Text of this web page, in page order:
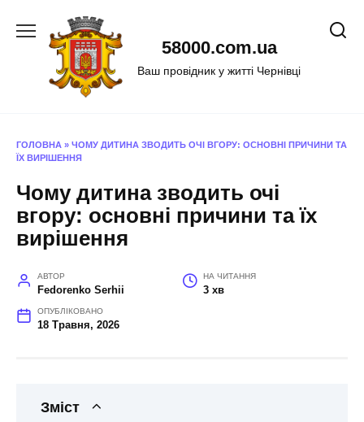
58000.com.ua
Ваш провідник у житті Чернівці
ГОЛОВНА » ЧОМУ ДИТИНА ЗВОДИТЬ ОЧІ ВГОРУ: ОСНОВНІ ПРИЧИНИ ТА
ЇХ ВИРІШЕННЯ
Чому дитина зводить очі
вгору: основні причини та їх
вирішення
АВТОР
Fedorenko Serhii
НА ЧИТАННЯ
3 хв
ОПУБЛІКОВАНО
18 Травня, 2026
Зміст